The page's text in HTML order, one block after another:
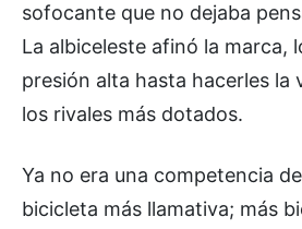
sofocante que no dejaba
La albiceleste afinó la marca,
presión alta hasta hacerles la
los rivales más dotados.
Ya no era una competencia
bicicleta más llamativa; más